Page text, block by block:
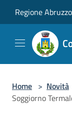
Regione Abruzzo
Home > Novità
Soggiorno